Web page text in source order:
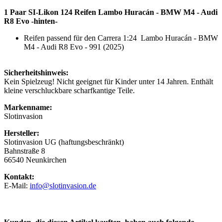
1 Paar SI-Likon 124 Reifen Lambo Huracán - BMW M4 - Audi
R8 Evo -hinten-
Reifen passend für den Carrera 1:24 Lambo Huracán - BMW
M4 - Audi R8 Evo - 991 (2025)
Sicherheitshinweis:
Kein Spielzeug! Nicht geeignet für Kinder unter 14 Jahren. Enthält
kleine verschluckbare scharfkantige Teile.
Markenname:
Slotinvasion
Hersteller:
Slotinvasion UG (haftungsbeschränkt)
Bahnstraße 8
66540 Neunkirchen
Kontakt:
E-Mail: info@slotinvasion.de